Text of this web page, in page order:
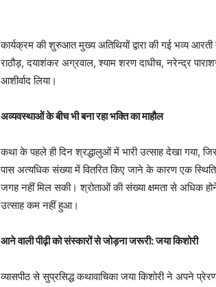
कार्यक्रम की शुरुआत मुख्य अतिथियों द्वारा की गई भव्य
राठौड़, दयाशंकर अग्रवाल, श्याम शरण दाधीच, नरेन्द्र
आशीर्वाद लिया।
अव्यवस्थाओं के बीच भी बना रहा भक्ति का माहौल
कथा के पहले ही दिन श्रद्धालुओं में भारी उत्साह देखा गया,
पास अत्यधिक संख्या में वितरित किए जाने के कारण एक
जगह नहीं मिल सकी। श्रोताओं की संख्या क्षमता से अधिक
उत्साह कम नहीं हुआ।
आने वाली पीढ़ी को संस्कारों से जोड़ना जरूरी: जया किशोरी
व्यासपीठ से सुप्रसिद्ध कथावाचिका जया किशोरी ने अपने